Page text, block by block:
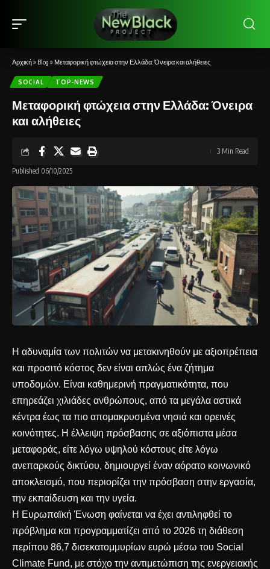
Αρχική» Blog » Μεταφορική φτώχεια στην Ελλάδα: Όνειρα και αλήθειες
SOCIAL TOP-NEWS
Μεταφορική φτώχεια στην Ελλάδα: Όνειρα
και αλήθειες
Published 06/10/2025
3 Min Read
Η αδυναμία των πολιτών να μετακινηθούν με αξιοπρέπεια
και προσιτό κόστος δεν είναι απλώς ένα ζήτημα
υποδομών. Είναι καθημερινή πραγματικότητα, που
επηρεάζει χιλιάδες ανθρώπους, από τα μεγάλα αστικά
κέντρα έως τα πιο απομακρυσμένα νησιά και ορεινές
κοινότητες. Η έλλειψη πρόσβασης σε αξιόπιστα μέσα
μεταφοράς, είτε λόγω υψηλού κόστους είτε λόγω
ανεπαρκούς δικτύου, δημιουργεί έναν αόρατο κοινωνικό
αποκλεισμό, που περιορίζει την πρόσβαση στην εργασία,
την εκπαίδευση και την υγεία.
Η Ευρωπαϊκή Ένωση φαίνεται να έχει αντιληφθεί το
πρόβλημα και προγραμματίζει από το 2026 τη διάθεση
περίπου 86,7 δισεκατομμυρίων ευρώ μέσω του Social
Climate Fund, με στόχο την αντιμετώπιση της ενεργειακής